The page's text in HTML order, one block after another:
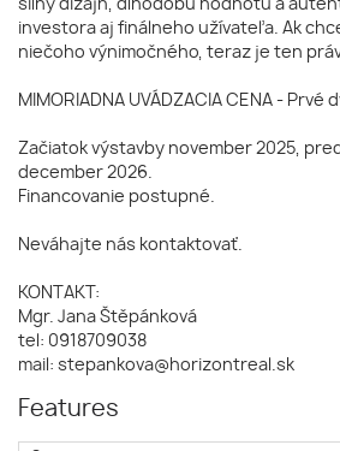
silný dizajn, dlhodobú hodnotu a
investora aj finálneho užívateľa. Ak
niečoho výnimočného, teraz je ten
MIMORIADNA UVÁDZACIA CENA - Prvé
Začiatok výstavby november 2025,
december 2026.
Financovanie postupné.
Neváhajte nás kontaktovať.
KONTAKT:
Mgr. Jana Štěpánková
tel: 0918709038
mail: stepankova@horizontreal.sk
Features